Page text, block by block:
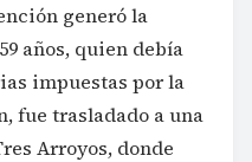
generó la
años, quien debía
impuestas por la
fue trasladado a una
Arroyos, donde